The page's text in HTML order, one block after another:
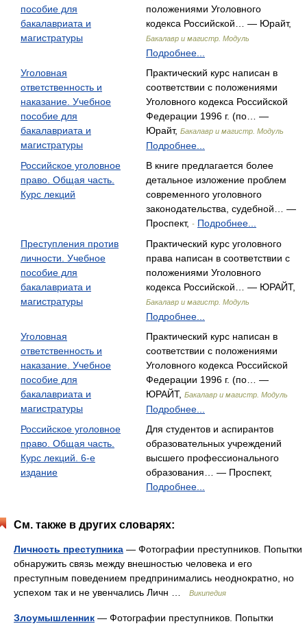
пособие для
бакалавриата и
магистратуры
положениями Уголовного
кодекса Российской… — Юрайт,
Бакалавр и магистр. Модуль
Подробнее...
Уголовная
ответственность и
наказание. Учебное
пособие для
бакалавриата и
магистратуры
Практический курс написан в
соответствии с положениями
Уголовного кодекса Российской
Федерации 1996 г. (по… —
Юрайт, Бакалавр и магистр. Модуль
Подробнее...
Российское уголовное
право. Общая часть.
Курс лекций
В книге предлагается более
детальное изложение проблем
современного уголовного
законодательства, судебной… —
Проспект, - Подробнее...
Преступления против
личности. Учебное
пособие для
бакалавриата и
магистратуры
Практический курс уголовного
права написан в соответствии с
положениями Уголовного
кодекса Российской… — ЮРАЙТ,
Бакалавр и магистр. Модуль
Подробнее...
Уголовная
ответственность и
наказание. Учебное
пособие для
бакалавриата и
магистратуры
Практический курс написан в
соответствии с положениями
Уголовного кодекса Российской
Федерации 1996 г. (по… —
ЮРАЙТ, Бакалавр и магистр. Модуль
Подробнее...
Российское уголовное
право. Общая часть.
Курс лекций. 6-е
издание
Для студентов и аспирантов
образовательных учреждений
высшего профессионального
образования… — Проспект,
Подробнее...
См. также в других словарях:
Личность преступника — Фотографии преступников. Попытки
обнаружить связь между внешностью человека и его
преступным поведением предпринимались неоднократно, но
успехом так и не увенчались Личн …
Википедия
Злоумышленник — Фотографии преступников. Попытки